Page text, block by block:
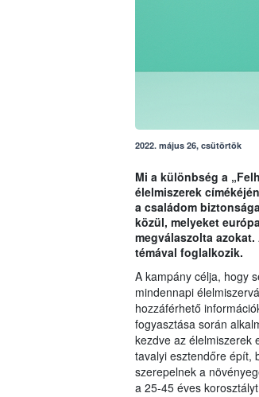
2022. május 26, csütörtök
Mi a különbség a
élelmiszerek
a családom
közül, melyeket
megválaszolta
témával foglalkozik.
A kampány célja, hogy
mindennapi
hozzáférhető
fogyasztása során
kezdve az élelmiszerek
tavalyi esztendőre épít,
szerepelnek a
a 25-45 éves